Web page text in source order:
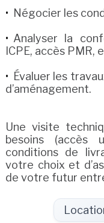
Négocier les
Analyser la
ICPE, accès PMR,
Évaluer les
d’aménagement.
Une visite
besoins (accès
conditions de
votre choix et
de votre futur